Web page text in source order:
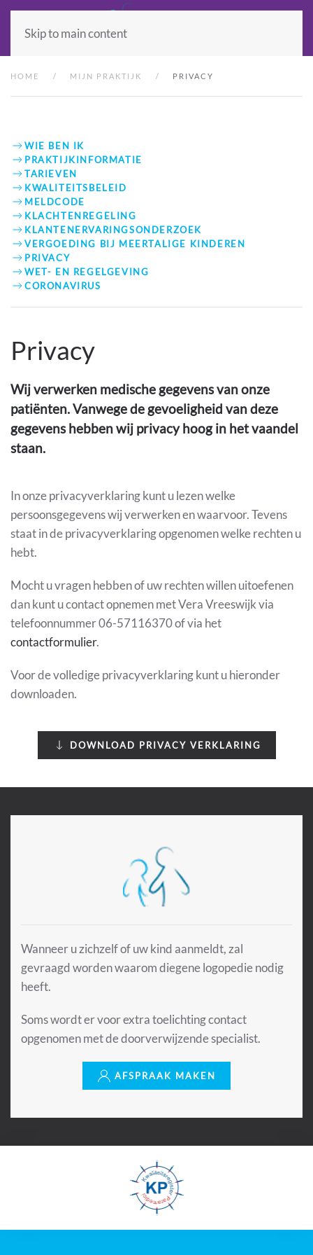
Skip to main content
HOME MIJN PRAKTIJK PRIVACY
WIE BEN IK
PRAKTIJKINFORMATIE
TARIEVEN
KWALITEITSBELEID
MELDCODE
KLACHTENREGELING
KLANTENERVARINGSONDERZOEK
VERGOEDING BIJ MEERTALIGE KINDEREN
PRIVACY
WET- EN REGELGEVING
CORONAVIRUS
Privacy
Wij verwerken medische gegevens van onze
patiënten. Vanwege de gevoeligheid van deze
gegevens hebben wij privacy hoog in het vaandel
staan.
In onze privacyverklaring kunt u lezen welke
persoonsgegevens wij verwerken en waarvoor. Tevens
staat in de privacyverklaring opgenomen welke rechten u
hebt.
Mocht u vragen hebben of uw rechten willen uitoefenen
dan kunt u contact opnemen met Vera Vreeswijk via
telefoonnummer 06-57116370 of via het
contactformulier.
Voor de volledige privacyverklaring kunt u hieronder
downloaden.
DOWNLOAD PRIVACY VERKLARING
Wanneer u zichzelf of uw kind aanmeldt, zal
gevraagd worden waarom diegene logopedie nodig
heeft.
Soms wordt er voor extra toelichting contact
opgenomen met de doorverwijzende specialist.
AFSPRAAK MAKEN